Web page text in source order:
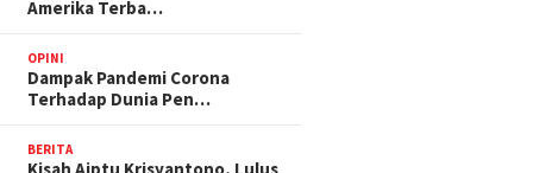
Amerika Terba…
OPINI
Dampak Pandemi Corona
Terhadap Dunia Pen…
BERITA